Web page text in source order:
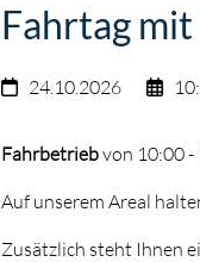
Fahrtag
24.10.2026
Fahrbetriebvon 10:00 -
Auf unserem Areal
Zusätzlich steht Ihnen